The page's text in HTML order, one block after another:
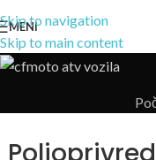
Skip to navigation
Skip to main content
MENI